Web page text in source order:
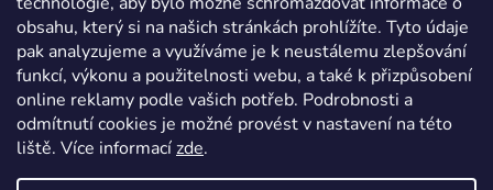
obsahu, který si na našich stránkách prohlížíte. Tyto údaje
pak analyzujeme a využíváme je k neustálemu zlepšování
funkcí, výkonu a použitelnosti webu, a také k přizpůsobení
online reklamy podle vašich potřeb. Podrobnosti a
odmítnutí cookies je možné provést v nastavení na této
liště. Více informacízde.